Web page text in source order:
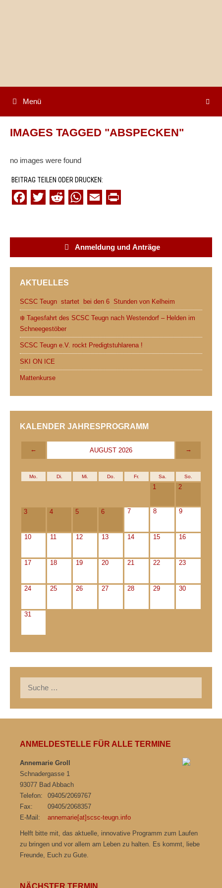
Menü
IMAGES TAGGED "ABSPECKEN"
no images were found
BEITRAG TEILEN ODER DRUCKEN:
b
o
k
t
r
i
W
s
p
l
t
Anmeldung und Anträge
AKTUELLES
SCSC Teugn startet bei den 6 Stunden von Kelheim
❄️ Tagesfahrt des SCSC Teugn nach Westendorf – Helden im
Schneegestöber
SCSC Teugn e.V. rockt Predigtstuhlarena !
SKI ON ICE
Mattenkurse
KALENDER JAHRESPROGRAMM
← AUGUST 2026 →
Mo. Di. Mi. Do. Fr. Sa. So.
1 2
3 4 5 6 7 8 9
10 11 12 13 14 15 16
17 18 19 20 21 22 23
24 25 26 27 28 29 30
31
nach:
ANMELDESTELLE FÜR ALLE TERMINE
Annemarie Groll
Schnadergasse 1
93077 Bad Abbach
Telefon:
09405/2069767
Fax:
09405/2068357
E-Mail:
annemarie[at]scsc-teugn.info
Helft bitte mit, das aktuelle, innovative Programm zum Laufen
zu bringen und vor allem am Leben zu halten. Es kommt, liebe
Freunde, Euch zu Gute.
NÄCHSTER TERMIN